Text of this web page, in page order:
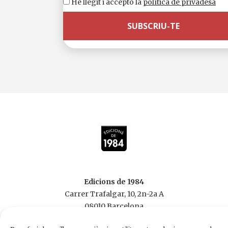
Edicions de 1984
Carrer Trafalgar, 10, 2n-2a A
08010 Barcelona